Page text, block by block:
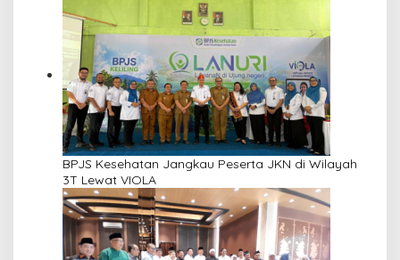
BPJS Kesehatan Jangkau Peserta JKN di Wilayah
3T Lewat VIOLA